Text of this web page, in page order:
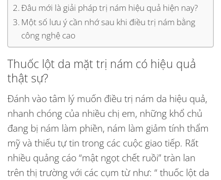
Đâu mới là giải pháp trị nám hiệu quả hiện nay?
Một số lưu ý cần nhớ sau khi điều trị nám bằng
công nghệ cao
Thuốc lột da mặt trị nám có hiệu quả
thật sự?
Đánh vào tâm lý muốn điều trị nám da hiệu quả,
nhanh chóng của nhiều chị em, những khổ chủ
đang bị nám làm phiền, nám làm giảm tính thẩm
mỹ và thiếu tự tin trong các cuộc giao tiếp. Rất
nhiều quảng cáo “mật ngọt chết ruồi” tràn lan
trên thị trường với các cụm từ như: “ thuốc lột da